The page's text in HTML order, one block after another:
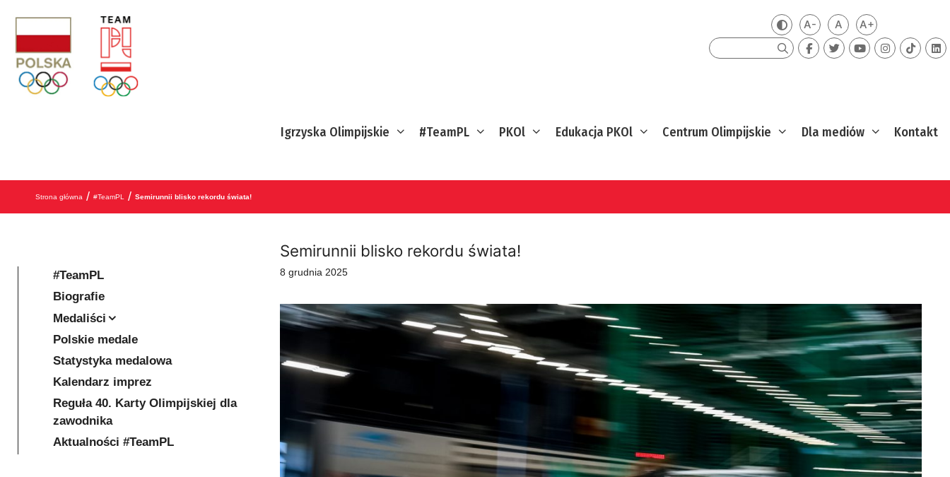
Zmień kontrast
A-Mniejsza czcionka
ADomyślna czcionka
A+Większa
Szukaj
Igrzyska Olimpijskie #TeamPL PKOl Edukacja PKOl Centrum Olimpijskie Dla mediów Kontakt
Strona główna / #TeamPL / Semirunnii blisko rekordu świata!
Semirunnii blisko rekordu świata!
8 grudnia 2025
#TeamPL
Biografie
Medaliści
Polskie medale
Statystyka medalowa
Kalendarz imprez
Reguła 40. Karty Olimpijskiej dla
zawodnika
Aktualności #TeamPL